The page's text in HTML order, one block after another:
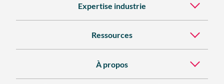
Expertise industrie
Ressources
À propos